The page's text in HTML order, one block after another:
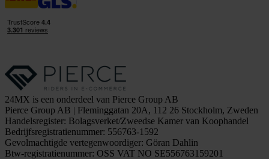
24MX is een onderdeel van Pierce Group AB
Pierce Group AB | Fleminggatan 20A, 112 26 Stockholm, Zweden
Handelsregister: Bolagsverket/Zweedse Kamer van Koophandel
Bedrijfsregistratienummer: 556763-1592
Gevolmachtigde vertegenwoordiger: Göran Dahlin
Btw-registratienummer: OSS VAT NO SE556763159201